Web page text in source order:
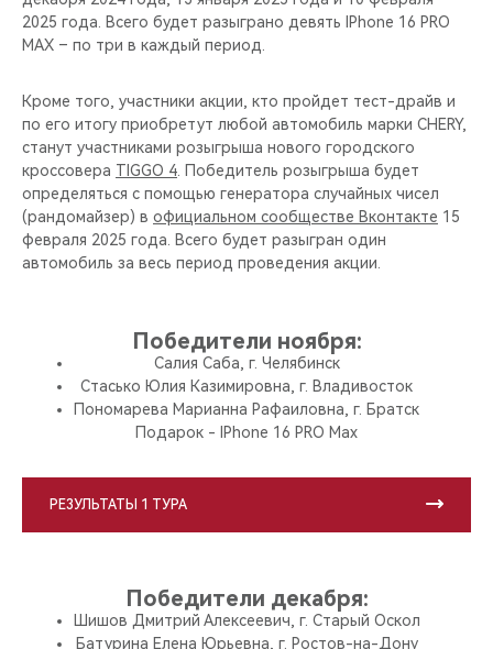
2025 года. Всего будет разыграно девять IPhone 16 PRO
MAX – по три в каждый период.
Кроме того, участники акции, кто пройдет тест-драйв и
по его итогу приобретут любой автомобиль марки CHERY,
станут участниками розыгрыша нового городского
кроссовера TIGGO 4 . Победитель розыгрыша будет
определяться с помощью генератора случайных чисел
(рандомайзер) в официальном сообществе Вконтакте 15
февраля 2025 года. Всего будет разыгран один
автомобиль за весь период проведения акции.
Победители ноября:
Салия Саба, г. Челябинск
Стасько Юлия Казимировна, г. Владивосток
Пономарева Марианна Рафаиловна, г. Братск
Подарок - IPhone 16 PRO Max
РЕЗУЛЬТАТЫ 1 ТУРА
Победители декабря:
Шишов Дмитрий Алексеевич, г. Старый Оскол
Батурина Елена Юрьевна, г. Ростов-на-Дону